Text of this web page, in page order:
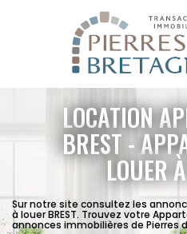
NOS
NOS
LOCATION
BREST -
LOUER
Sur notre site consultez les
à louer BREST. Trouvez votre
annonces immobilières de Pierres